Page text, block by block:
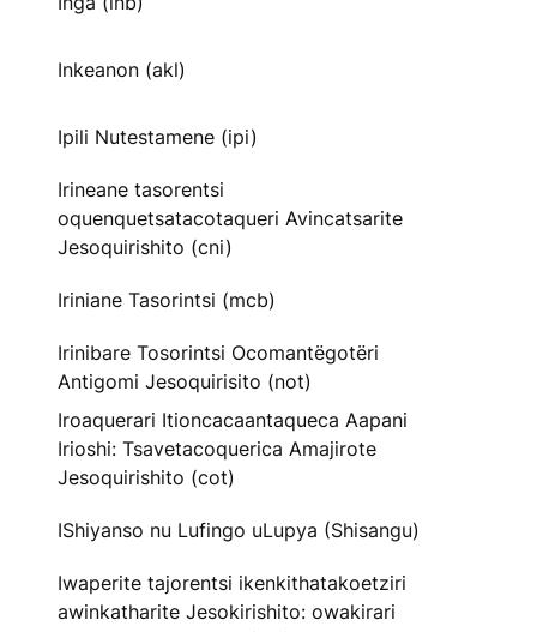
Inkeanon (akl)
Ipili Nutestamene (ipi)
Irineane tasorentsi
oquenquetsatacotaqueri Avincatsarite
Jesoquirishito (cni)
Iriniane Tasorintsi (mcb)
Irinibare Tosorintsi Ocomantëgotëri
Antigomi Jesoquirisito (not)
Iroaquerari Itioncacaantaqueca Aapani
Irioshi: Tsavetacoquerica Amajirote
Jesoquirishito (cot)
IShiyanso nu Lufingo uLupya (Shisangu)
Iwaperite tajorentsi ikenkithatakoetziri
awinkatharite Jesokirishito: owakirari